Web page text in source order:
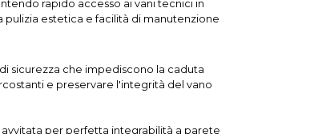
rapido accesso ai vani tecnici in
estetica e facilità di manutenzione
sicurezza che impediscono la caduta
e preservare l'integrità del vano
per perfetta integrabilità a parete